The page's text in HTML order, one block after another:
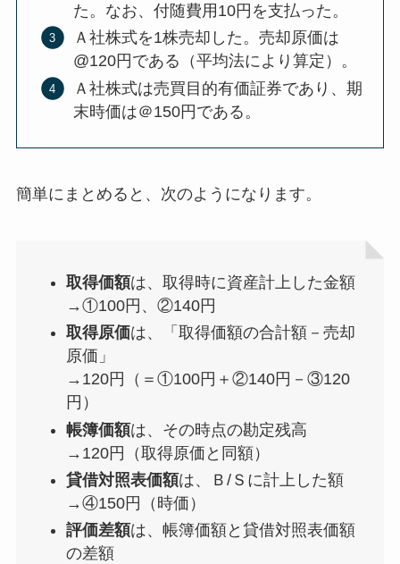
た。なお、付随費用10円を支払った。
Ａ社株式を1株売却した。売却原価は
@120円である（平均法により算定）。
Ａ社株式は売買目的有価証券であり、期
末時価は＠150円である。
簡単にまとめると、次のようになります。
取得価額は、取得時に資産計上した金額
→①100円、②140円
取得原価は、「取得価額の合計額－売却
原価」
→120円（＝①100円＋②140円－③120
円）
帳簿価額は、その時点の勘定残高
→120円（取得原価と同額）
貸借対照表価額は、Ｂ/Ｓに計上した額
→④150円（時価）
評価差額は、帳簿価額と貸借対照表価額
の差額